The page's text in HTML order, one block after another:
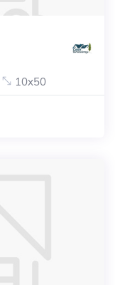
10x50